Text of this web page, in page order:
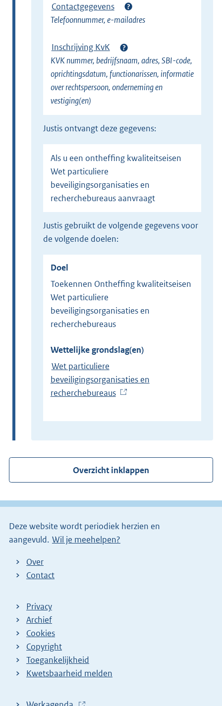
Contactgegevens
Telefoonnummer, e-mailadres
Inschrijving KvK
KVK nummer, bedrijfsnaam, adres, SBI-code,
oprichtingsdatum, functionarissen, informatie
over rechtspersoon, onderneming en
vestiging(en)
Justis ontvangt deze gegevens:
Als u een ontheffing kwaliteitseisen
Wet particuliere
beveiligingsorganisaties en
recherchebureaus aanvraagt
Justis gebruikt de volgende gegevens voor
de volgende doelen:
Doel
Toekennen Ontheffing kwaliteitseisen
Wet particuliere
beveiligingsorganisaties en
recherchebureaus
Wettelijke grondslag(en)
Wet particuliere
beveiligingsorganisaties en
recherchebureaus(
x
r
n
l
n
k
Overzicht inklappen
Deze website wordt periodiek herzien en
aangevuld. Wil je meehelpen?
Over
Contact
Privacy
Archief
Cookies
Copyright
Toegankelijkheid
Kwetsbaarheid melden